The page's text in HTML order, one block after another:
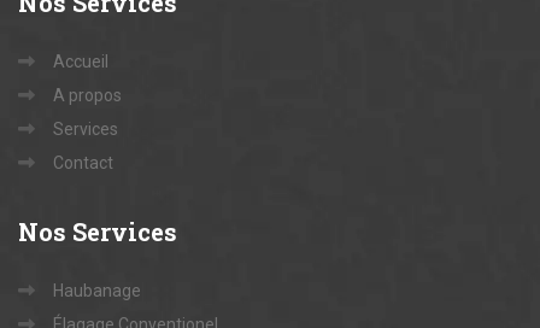
Accueil
A propos
Services
Contact
Nos Services
Haubanage